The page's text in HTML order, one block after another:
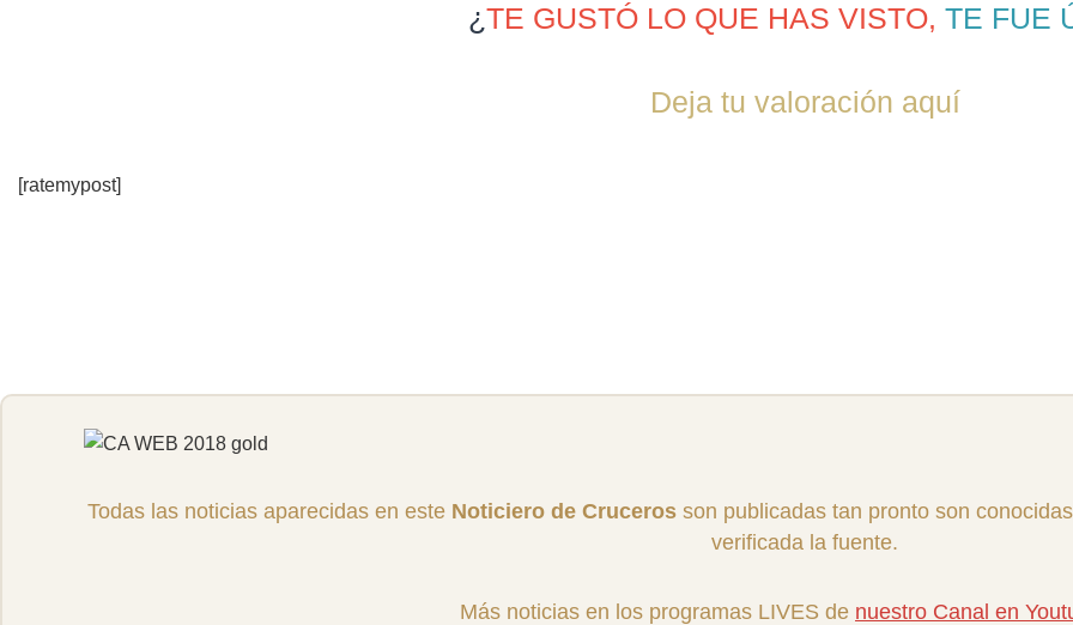
¿TE GUSTÓ LO QUE HAS VISTO, TE FUE
Deja tu valoración aquí
[ratemypost]
Todas las noticias aparecidas en este Noticiero de Crucerosson publicadas tan pronto son
verificada la fuente.
Más noticias en los programas LIVES de nuestro Canal en